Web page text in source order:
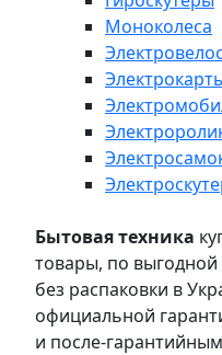
Моноколеса
Бытовая техника
товары, по
без распаковки в
официальной
и после-